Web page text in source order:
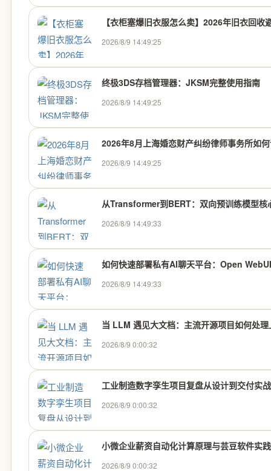
【衣柜塞爆旧衣服怎么卖】2026年旧衣回
2026/8/9 14:49:25
终极3DS存档管理器：JKSM完整使用指南
2026/8/9 14:49:25
2026年8月上海婚恋财产纠纷律师事务所如
2026/8/9 14:49:25
从Transformer到BERT：双向预训练模型核
2026/8/9 14:49:33
如何快速部署私有AI聊天平台：Open
2026/8/9 14:49:33
当 LLM 遇见大文档：主流开源项目如何处
2026/8/9 0:00:32
工业制造数字孪生项目复盘从设计到交付实战
2026/8/9 0:00:32
小微企业薪资自动化计算原理与芸豆软件实践
2026/8/9 0:00:32